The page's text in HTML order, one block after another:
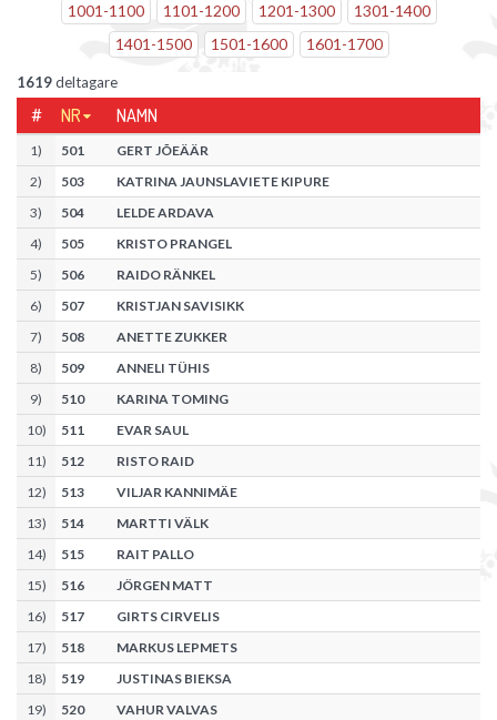
1001-1100 1101-1200 1201-1300 1301-1400
1401-1500 1501-1600 1601-1700
1619deltagare
# NR NAMN
1) 501
GERT JÕEÄÄR
2) 503
KATRINA JAUNSLAVIETE KIPURE
3) 504
LELDE ARDAVA
4) 505
KRISTO PRANGEL
5) 506
RAIDO RÄNKEL
6) 507
KRISTJAN SAVISIKK
7) 508
ANETTE ZUKKER
8) 509
ANNELI TÜHIS
9) 510
KARINA TOMING
10) 511
EVAR SAUL
11) 512
RISTO RAID
12) 513
VILJAR KANNIMÄE
13) 514
MARTTI VÄLK
14) 515
RAIT PALLO
15) 516
JÖRGEN MATT
16) 517
GIRTS CIRVELIS
17) 518
MARKUS LEPMETS
18) 519
JUSTINAS BIEKSA
19) 520
VAHUR VALVAS